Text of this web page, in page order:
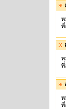
ห
ที่
ห
ที่
ห
ที่